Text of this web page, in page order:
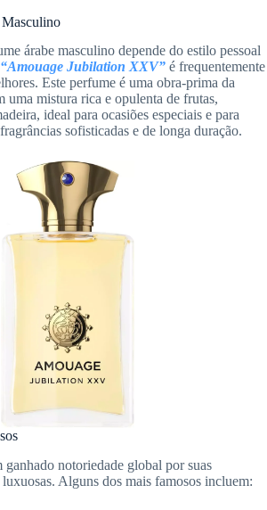
árabe masculino depende do estilo pessoal
“Amouage Jubilation XXV” é frequentemente
Este perfume é uma obra-prima da
uma mistura rica e opulenta de frutas,
ideal para ocasiões especiais e para
sofisticadas e de longa duração.
ganhado notoriedade global por suas
Alguns dos mais famosos incluem: